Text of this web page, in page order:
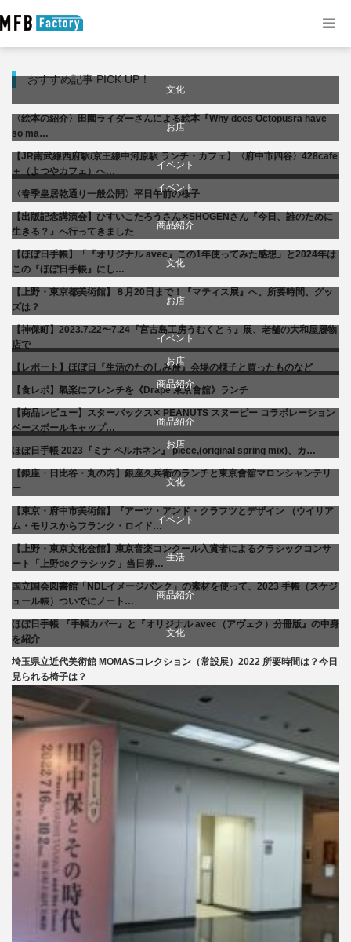
おすすめ記事 PICK UP！
文化
〈絵本の紹介〉田園ライダーさんによる絵本『Why does Octopusra have
so ma…
お店
商品紹介
料理
【JR南武線西府駅/京王線中河原駅 ランチ・カフェ】〈府中市四谷〉428cafe
＋（よつやカフェ）へ…
イベント
文化
〈春季皇居乾通り一般公開〉平日午前の様子
イベント
文化
書評・読書の引き出し
【出版記念講演会】ひすいこたろうさん✕SHOGENさん『今日、誰のために
生きる？』へ行ってきました
商品紹介
生活
【ほぼ日手帳】「『オリジナル avec』この1年使ってみた感想」と2024年は
この『ほぼ日手帳』にし…
文化
美術展・美術館・博物館巡り
【上野・東京都美術館】８月20日まで！『マティス展』へ。所要時間、グッ
ズは？
お店
商品紹介
文化
生活
贈り物・プレゼント
【神保町】2023.7.22〜7.24『宮古島工房うむくとぅ』展、老舗の大和屋履物
店で
イベント
お店
商品紹介
文化
【レポート】ほぼ日『生活のたのしみ展』会場の様子と買ったものなど
お店
食べ物
【食レポ】氣楽にフレンチを《Drape 東京會舘》ランチ
商品紹介
【商品レビュー】スターバックス✕ PEANUTS スヌーピー コラボレーション
ベースボールキャップ…
商品紹介
生活
ほぼ日手帳 2023『ミナ ペルホネン』 piece,(original spring mix)、カ…
お店
食べ物
【銀座・日比谷・丸の内】銀座久兵衛のランチと東京會舘マロンシャンテリ
ー
文化
美術展・美術館・博物館巡り
【東京・府中市美術館】『アーツ・アンド・クラフツとデザイン （ウイリア
ム・モリスからフランク・ロイド…
イベント
文化
音楽会・コンサート
【上野・東京文化会館】東京音楽コンクール入賞者によるクラシックコンサ
ート「上野deクラシック」当日券…
生活
国立国会図書館「NDLイメージバンク」の素材を使って、2023 手帳（スケジ
ュール帳）ついでにノート…
商品紹介
生活
ほぼ日手帳 『手帳カバー』と『オリジナル avec（アヴェク）分冊版』の中身
を紹介
文化
美術展・美術館・博物館巡り
埼玉県立近代美術館 MOMASコレクション（常設展）2022 所要時間は？今日
見られる椅子は？